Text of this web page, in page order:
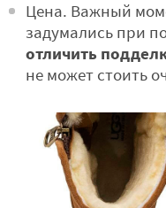
Цена. Важный
задумались при
отличить
не может стоить